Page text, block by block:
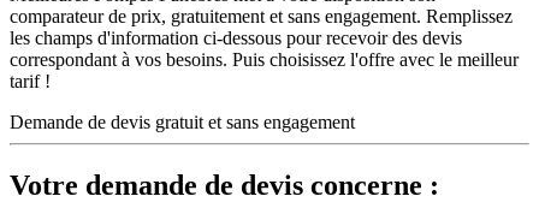
comparateur de prix, gratuitement et sans engagement. Remplissez
les champs d'information ci-dessous pour recevoir des devis
correspondant à vos besoins. Puis choisissez l'offre avec le meilleur
tarif !
Demande de devis gratuit et sans engagement
Votre demande de devis concerne :